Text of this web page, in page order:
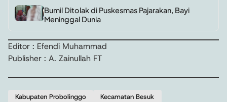
Bumil Ditolak di Puskesmas Pajarakan, Bayi
Meninggal Dunia
Editor : Efendi Muhammad
Publisher : A. Zainullah FT
Kabupaten Probolinggo
Kecamatan Besuk